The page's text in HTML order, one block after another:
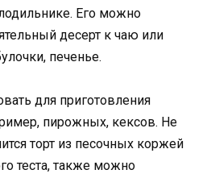
Его можно
десерт к чаю или
печенье.
для приготовления
пирожных, кексов. Не
торт из песочных коржей
теста, также можно